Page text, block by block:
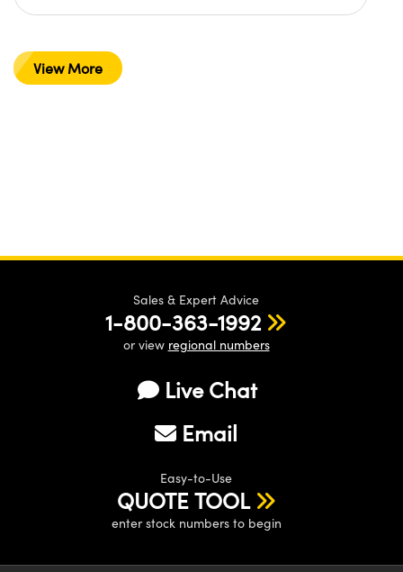
View More
Sales & Expert Advice
1-800-363-1992
or view regional numbers
Live Chat
Email
Easy-to-Use
QUOTE TOOL
enter stock numbers to begin